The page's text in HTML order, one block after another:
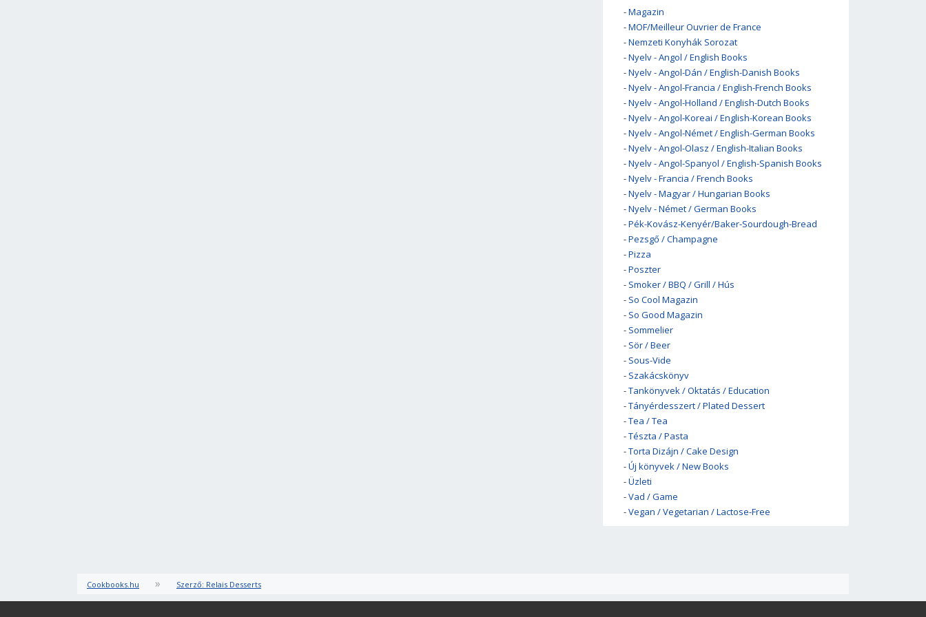
-Magazin
-MOF/Meilleur Ouvrier de France
-Nemzeti Konyhák Sorozat
-Nyelv - Angol / English Books
-Nyelv - Angol-Dán / English-Danish Books
-Nyelv - Angol-Francia / English-French Books
-Nyelv - Angol-Holland / English-Dutch Books
-Nyelv - Angol-Koreai / English-Korean Books
-Nyelv - Angol-Német / English-German Books
-Nyelv - Angol-Olasz / English-Italian Books
-Nyelv - Angol-Spanyol / English-Spanish Books
-Nyelv - Francia / French Books
-Nyelv - Magyar / Hungarian Books
-Nyelv - Német / German Books
-Pék-Kovász-Kenyér/Baker-Sourdough-Bread
-Pezsgő / Champagne
-Pizza
-Poszter
- Smoker / BBQ / Grill / Hús
- So Cool Magazin
- So Good Magazin
- Sommelier
- Sör / Beer
- Sous-Vide
- Szakácskönyv
-Tankönyvek / Oktatás / Education
-Tányérdesszert / Plated Dessert
-Tea / Tea
-Tészta / Pasta
-Torta Dizájn / Cake Design
-Új könyvek / New Books
-Üzleti
-Vad / Game
-Vegan / Vegetarian / Lactose-Free
Cookbooks.hu » Szerző: Relais Desserts